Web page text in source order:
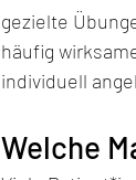
gezielte
häufig
individuell
Welche